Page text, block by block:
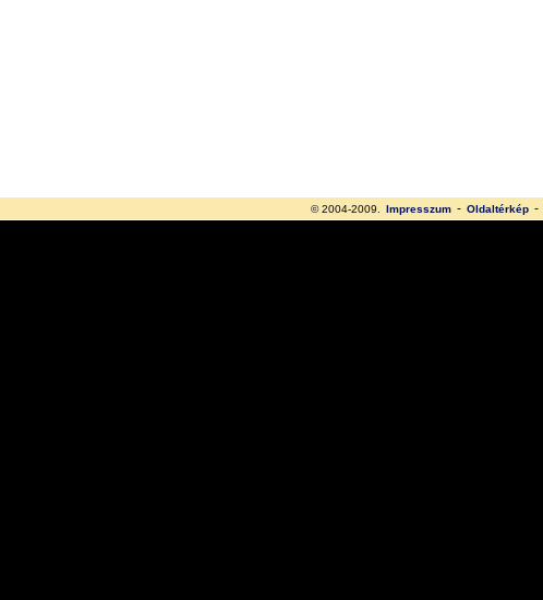
© 2004-2009. Impresszum - Oldaltérkép -